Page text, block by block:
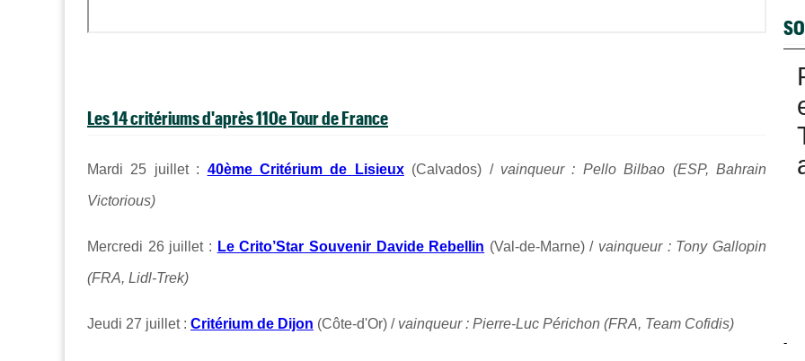
Les 14 critériums d'après 110e Tour de France
Mardi 25 juillet : 40ème Critérium de Lisieux (Calvados) / vainqueur : Pello Bilbao (ESP, Bahrain
Victorious)
Mercredi 26 juillet : Le Crito’Star Souvenir Davide Rebellin (Val-de-Marne) / vainqueur : Tony Gallopin
(FRA, Lidl-Trek)
Jeudi 27 juillet : Critérium de Dijon (Côte-d'Or) /vainqueur : Pierre-Luc Périchon (FRA, Team Cofidis)
-